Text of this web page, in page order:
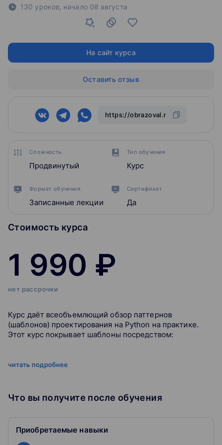
Сложность
Продвинутый
Тип обучения
Курс
Формат обучения
Записанные лекции
Сертификат
Да
Стоимость курса
1 990 ₽
нет рассрочки
Курс даёт всеобъемлющий обзор паттернов
(шаблонов) проектирования на Python на практике.
Этот курс покрывает шаблоны посредством:
использования современных подходов
использования современных средств разработки
различных подходов
читать подробнее
Что вы получите после обучения
Приобретаемые навыки
130 уроков, начало 08 августа
На сайт курса
Оставить отзыв